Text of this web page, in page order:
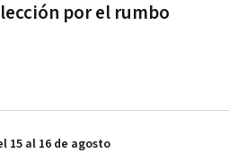
por el rumbo
15 al 16 de agosto